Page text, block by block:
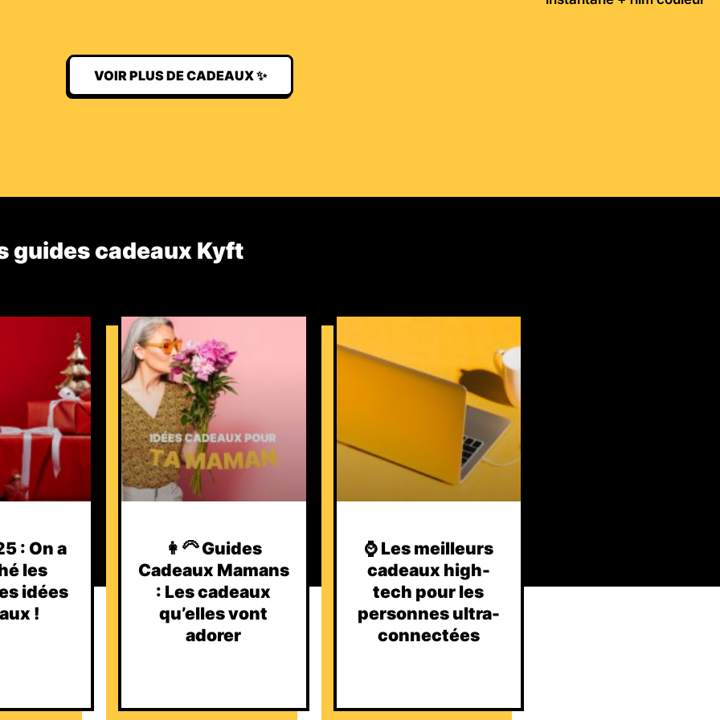
VOIR PLUS DE CADEAUX ✨
guides cadeaux Kyft​
: On a
les
idées
!
👩‍🦳 Guides
Cadeaux Mamans
: Les cadeaux
qu’elles vont
adorer
⌚️ Les meilleurs
cadeaux high-
tech pour les
personnes ultra-
connectées